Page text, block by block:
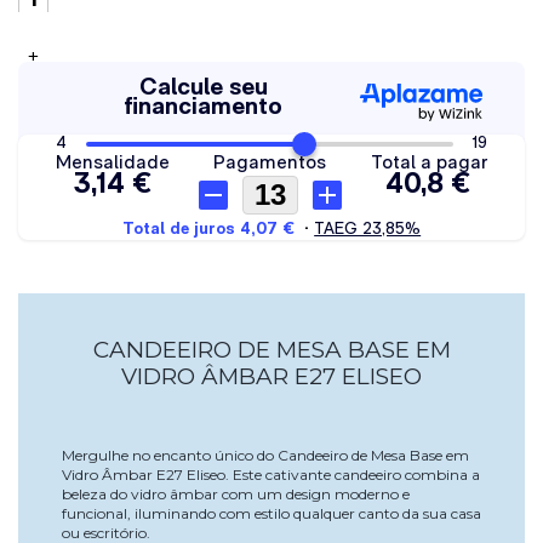
+
CANDEEIRO DE MESA BASE EM
VIDRO ÂMBAR E27 ELISEO
Mergulhe no encanto único do Candeeiro de Mesa Base em
Vidro Âmbar E27 Eliseo. Este cativante candeeiro combina a
beleza do vidro âmbar com um design moderno e
funcional, iluminando com estilo qualquer canto da sua casa
ou escritório.